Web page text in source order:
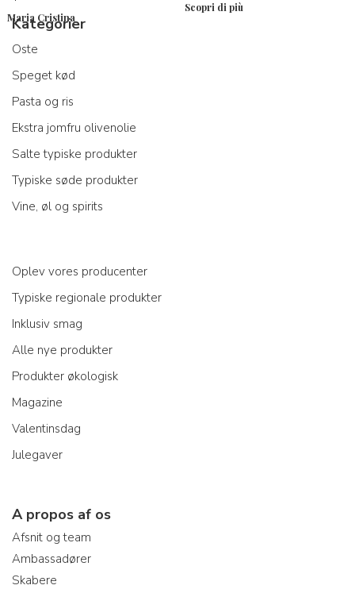
Maria Cristina
Scopri di più
Kategorier
Oste
Speget kød
Pasta og ris
Ekstra jomfru olivenolie
Salte typiske produkter
Typiske søde produkter
Vine, øl og spirits
Oplev vores producenter
Typiske regionale produkter
Inklusiv smag
Alle nye produkter
Produkter økologisk
Magazine
Valentinsdag
Julegaver
A propos af os
Afsnit og team
Ambassadører
Skabere